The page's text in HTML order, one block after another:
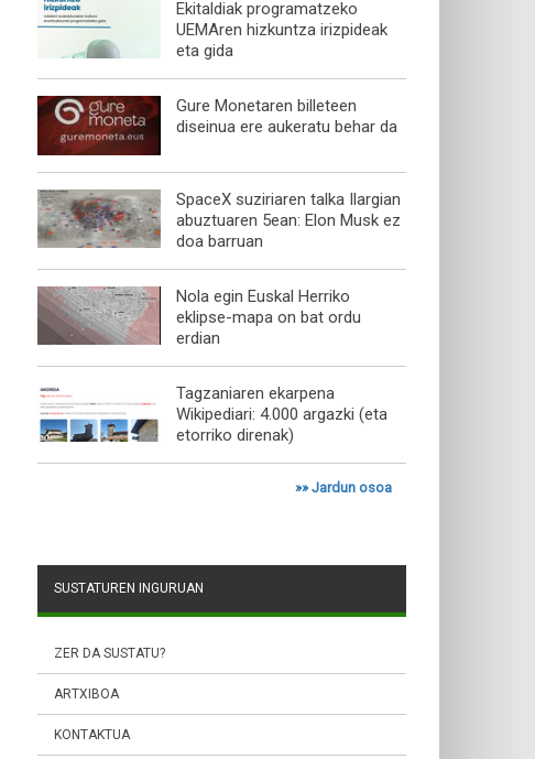
Ekitaldiak programatzeko
UEMAren hizkuntza irizpideak
eta gida
Gure Monetaren billeteen
diseinua ere aukeratu behar da
SpaceX suziriaren talka Ilargian
abuztuaren 5ean: Elon Musk ez
doa barruan
Nola egin Euskal Herriko
eklipse-mapa on bat ordu
erdian
Tagzaniaren ekarpena
Wikipediari: 4.000 argazki (eta
etorriko direnak)
»»Jardun osoa
SUSTATUREN INGURUAN
ZER DA SUSTATU?
ARTXIBOA
KONTAKTUA